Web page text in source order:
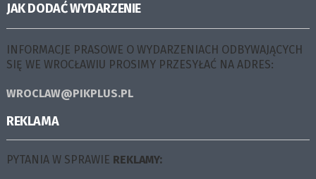
JAK DODAĆ WYDARZENIE
INFORMACJE PRASOWE O WYDARZENIACH ODBYWAJĄCYCH
SIĘ WE WROCŁAWIU PROSIMY PRZESYŁAĆ NA ADRES:
WROCLAW@PIKPLUS.PL
REKLAMA
PYTANIA W SPRAWIE REKLAMY: